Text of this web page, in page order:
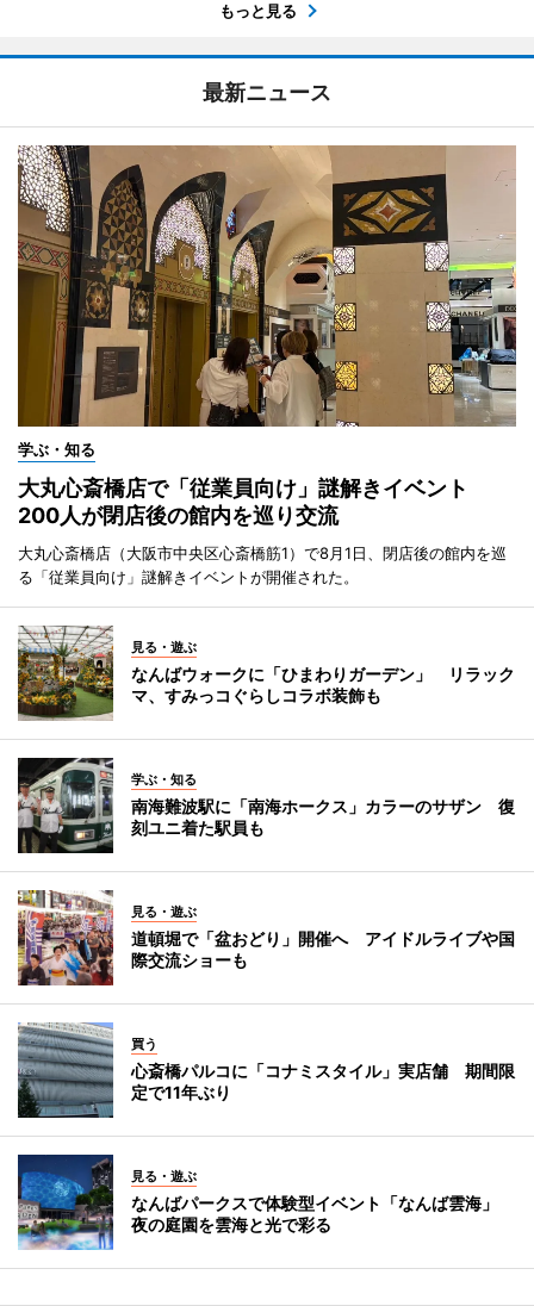
もっと見る
最新ニュース
学ぶ・知る
大丸心斎橋店で「従業員向け」謎解きイベント
200人が閉店後の館内を巡り交流
大丸心斎橋店（大阪市中央区心斎橋筋1）で8月1日、閉店後の館内を巡
る「従業員向け」謎解きイベントが開催された。
見る・遊ぶ
なんばウォークに「ひまわりガーデン」 リラック
マ、すみっコぐらしコラボ装飾も
学ぶ・知る
南海難波駅に「南海ホークス」カラーのサザン 復
刻ユニ着た駅員も
見る・遊ぶ
道頓堀で「盆おどり」開催へ アイドルライブや国
際交流ショーも
買う
心斎橋パルコに「コナミスタイル」実店舗 期間限
定で11年ぶり
見る・遊ぶ
なんばパークスで体験型イベント「なんば雲海」
夜の庭園を雲海と光で彩る